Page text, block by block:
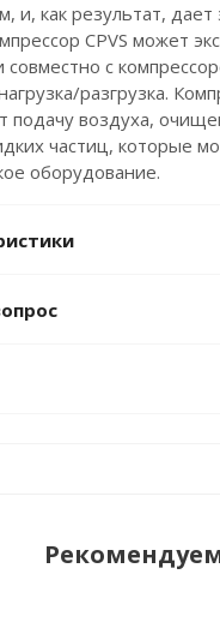
и, как результат,
CPVS может
совместно с
разгрузка.
подачу воздуха,
частиц, которые
оборудование.